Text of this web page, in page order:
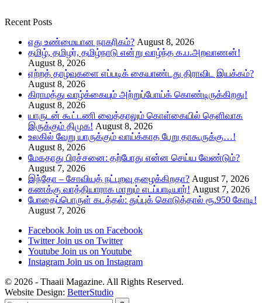
Recent Posts
எது உண்மையான நாகரிகம்? August 8, 2026
தமிழ், தமிழர், தமிழ்நாடு என்று வாழ்ந்த க.ப.அறவாணன்!
August 8, 2026
ஏற்றத் தாழ்வுகளை எப்படிக் கையாண்டது திராவிட இயக்கம்?
August 8, 2026
கிராமத்து வாழ்க்கையும் அற்றுப்போய்க் கொண்டிருக்கிறது!
August 8, 2026
யாருடன் கூட்டணி வைத்தாலும் கொள்கையில் தெளிவாக
இருக்கும் திமுக! August 8, 2026
உலகில் வேறு யாருக்கும் வாய்க்காத பேறு தாகூருக்கு…!
August 8, 2026
மேகதாது பிரச்சனை: தற்போது என்ன செய்ய வேண்டும்?
August 7, 2026
இந்தோ – சோவியத் நட்புறவு தழைக்கிறதா? August 7, 2026
கணக்கு வாத்தியாராக மாறும் எடப்பாடியார்! August 7, 2026
போதைப்பொருள் கடத்தல்: துப்புக் கொடுத்தால் ரூ.950 கோடி!
August 7, 2026
Facebook Join us on Facebook
Twitter Join us on Twitter
Youtube Join us on Youtube
Instagram Join us on Instagram
© 2026 - Thaaii Magazine. All Rights Reserved.
Website Design: BetterStudio